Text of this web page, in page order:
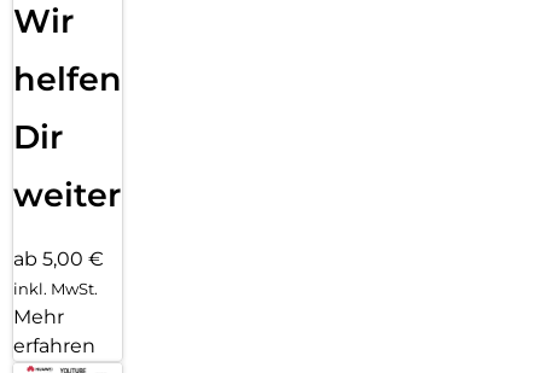
Wir
helfen
Dir
weiter
ab 5,00 €
inkl. MwSt.
Mehr
erfahren